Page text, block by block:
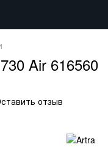
Air 616560
отзыв